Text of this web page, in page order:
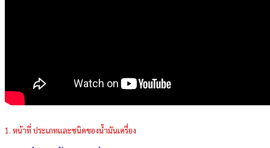
1. หน้าที่ ประเภทและชนิดของน้ำมันเครื่อง